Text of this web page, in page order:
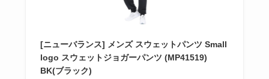
[ニューバランス] メンズ スウェットパンツ Small
logo スウェットジョガーパンツ (MP41519)
BK(ブラック)